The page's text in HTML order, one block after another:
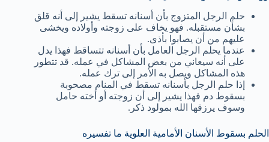
حلم الرجل المتزوج بأن أسنانه تسقط يشير إلى أنه قلق
بشأن مستقبله. فهو يخاف على زوجته وأولاده ويخشى
عليهم من أن يصابوا بأذى.
عندما يحلم الرجل العامل بأن أسنانه تتساقط فهذا يدل
على أنه سيعاني من بعض المشاكل في عمله. قد تتطور
هذه المشاكل ويصل به الأمر إلى ترك عمله.
إذا حلم الرجل بأسنانه تسقط في المنام مصحوبة
بسقوط دم فهذا يشير إلى أن زوجته أو أخته حامل
وسوف يرزقها الله بمولود ذكر.
الحلم بسقوط الأسنان الأمامية العلوية ما تفسيره